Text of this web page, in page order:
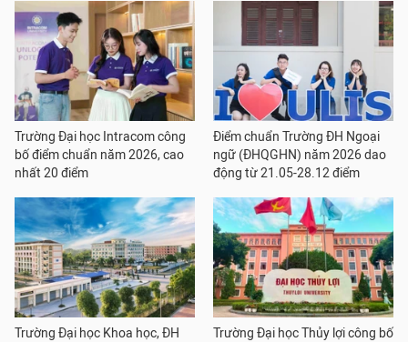
Trường Đại học Intracom công
bố điểm chuẩn năm 2026, cao
nhất 20 điểm
Điểm chuẩn Trường ĐH Ngoại
ngữ (ĐHQGHN) năm 2026 dao
động từ 21.05-28.12 điểm
Trường Đại học Khoa học, ĐH
Trường Đại học Thủy lợi công bố